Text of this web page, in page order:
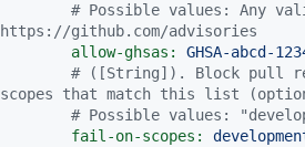
# Possible values: Any
https://github.com/advisories
allow-ghsas:
GHSA-abcd-
# ([String]). Block pull
scopes that match this list
# Possible values:
fail-on-scopes: